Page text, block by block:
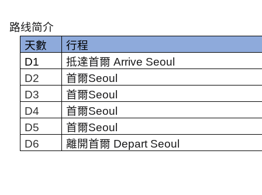
路线简介
天數
行程
D1
抵達首爾 Arrive Seoul
D2
首爾Seoul
D3
首爾Seoul
D4
首爾Seoul
D5
首爾Seoul
D6
離開首爾 Depart Seoul